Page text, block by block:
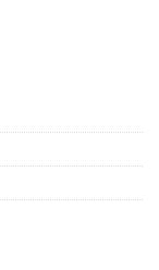
COR 864